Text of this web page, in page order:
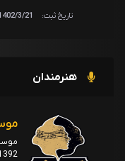
تاریخ ثبت: 3/21
هنرمندان